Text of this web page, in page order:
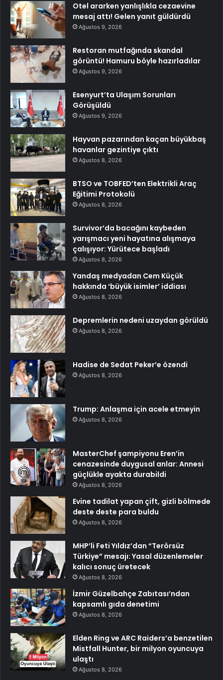
Otel ararken yanlışlıkla cezaevine
mesaj attı! Gelen yanıt güldürdü
Ağustos 9, 2026
Restoran mutfağında skandal
görüntü! Hamuru böyle hazırladılar
Ağustos 9, 2026
Esenyurt’ta Ulaşım Sorunları
Görüşüldü
Ağustos 9, 2026
Hayvan pazarından kaçan büyükbaş
havanlar gezintiye çıktı
Ağustos 8, 2026
BTSO ve TOBFED’ten Elektrikli Araç
Eğitimi Protokolü
Ağustos 8, 2026
Survivor’da bacağını kaybeden
yarışmacı yeni hayatına alışmaya
çalışıyor: Yürütece başladı
Ağustos 8, 2026
Yandaş medyadan Cem Küçük
hakkında ‘büyük isimler’ iddiası
Ağustos 8, 2026
Depremlerin nedeni uzaydan görüldü
Ağustos 8, 2026
Hadise de Sedat Peker’e özendi
Ağustos 8, 2026
Trump: Anlaşma için acele etmeyin
Ağustos 8, 2026
MasterChef şampiyonu Eren’in
cenazesinde duygusal anlar: Annesi
güçlükle ayakta durabildi
Ağustos 8, 2026
Evine tadilat yapan çift, gizli bölmede
deste deste para buldu
Ağustos 8, 2026
MHP’li Feti Yıldız’dan “Terörsüz
Türkiye” mesajı: Yasal düzenlemeler
kalıcı sonuç üretecek
Ağustos 8, 2026
İzmir Güzelbahçe Zabıtası’ndan
kapsamlı gıda denetimi
Ağustos 8, 2026
Elden Ring ve ARC Raiders’a benzetilen
Mistfall Hunter, bir milyon oyuncuya
ulaştı
Ağustos 8, 2026